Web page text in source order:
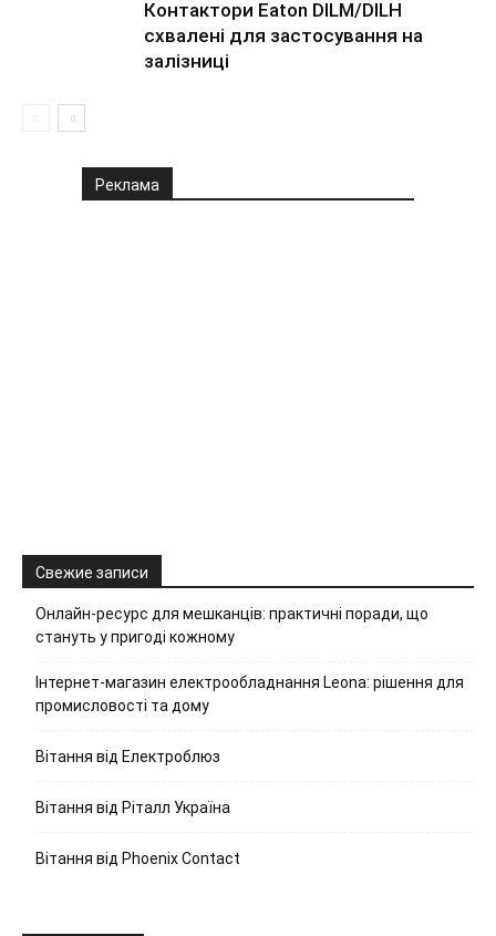
Контактори Eaton DILM/DILH
схвалені для застосування на
залізниці
Реклама
Свежие записи
Онлайн-ресурс для мешканців: практичні поради, що
стануть у пригоді кожному
Інтернет-магазин електрообладнання Leona: рішення для
промисловості та дому
Вітання від Електроблюз
Вітання від Ріталл Україна
Вітання від Phoenix Contact